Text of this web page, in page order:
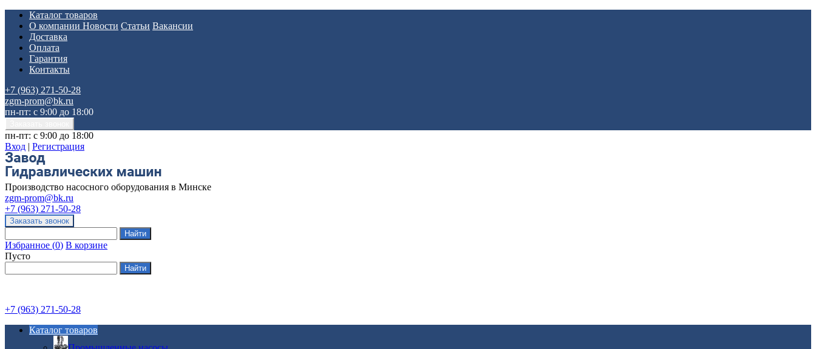
Каталог товаров
О компании Новости Статьи Вакансии
Доставка
Оплата
Гарантия
Контакты
+7 (963) 271-50-28
zgm-prom@bk.ru
пн-пт: с 9:00 до 18:00
пн-пт: с 9:00 до 18:00
Вход | Регистрация
Производство насосного оборудования в Минске
zgm-prom@bk.ru
+7 (963) 271-50-28
Избранное (0) В корзине
Пусто
+7 (963) 271-50-28
Каталог товаров